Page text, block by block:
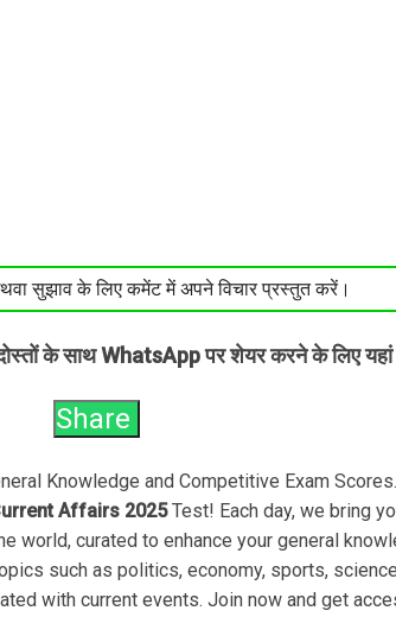
सुझाव के लिए कमेंट में अपने विचार प्रस्तुत करें।
के साथ WhatsApp पर शेयर करने के लिए
Share
Knowledge and Competitive Exam
Affairs 2025Test! Each day, we bring
world, curated to enhance your general
such as politics, economy, sports,
with current events. Join now and get